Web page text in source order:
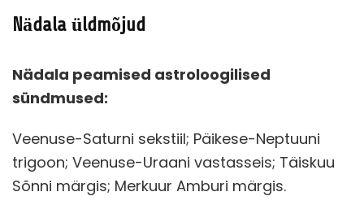
Nädala üldmõjud
Nädala peamised astroloogilised
sündmused:
Veenuse-Saturni sekstiil; Päikese-Neptuuni
trigoon; Veenuse-Uraani vastasseis; Täiskuu
Sõnni märgis; Merkuur Amburi märgis.